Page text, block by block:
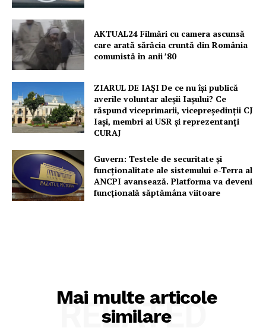
AKTUAL24 Filmări cu camera ascunsă
care arată sărăcia cruntă din România
comunistă în anii ’80
ZIARUL DE IAȘI De ce nu își publică
averile voluntar aleșii Iașului? Ce
răspund viceprimarii, vicepreședinții CJ
Iași, membri ai USR și reprezentanți
CURAJ
Guvern: Testele de securitate și
funcționalitate ale sistemului e-Terra al
ANCPI avansează. Platforma va deveni
funcțională săptămâna viitoare
Mai multe articole
similare
RELATED